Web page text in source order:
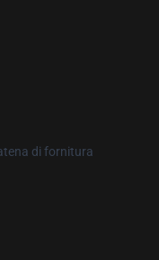
di fornitura